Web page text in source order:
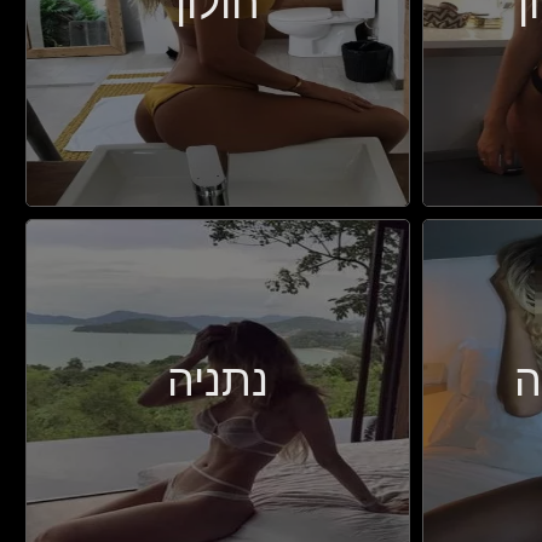
נתניה